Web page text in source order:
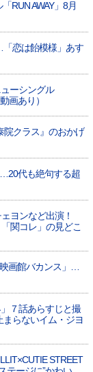
RUN AWAY」8月
恋は飴模様」あす
ーシングル
画あり）
院クラス』のおかげ
代も絶句する超
ヨンなど出演！
「関コレ」の見どこ
画館バカンス」…
７話あらすじと撮
らないイム・ジヨ
STREET